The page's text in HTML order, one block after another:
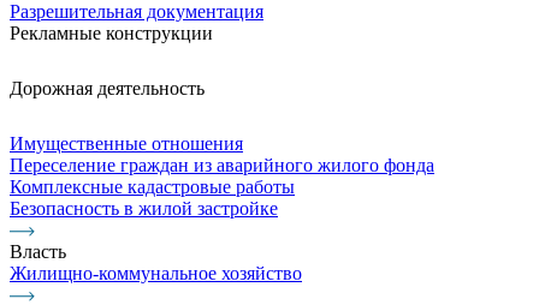
Разрешительная документация
Рекламные конструкции
Дорожная деятельность
Имущественные отношения
Переселение граждан из аварийного жилого фонда
Комплексные кадастровые работы
Безопасность в жилой застройке
Власть
Жилищно-коммунальное хозяйство